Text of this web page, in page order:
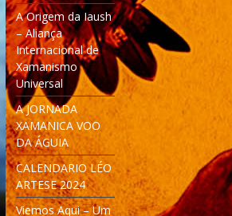
A Origem da Iaush
– Aliança
Internacional de
Xamanismo
Universal
A JORNADA
XAMANICA VOO
DA ÁGUIA
CALENDARIO LÉO
ARTESE 2024
Viemos Aqui – Um